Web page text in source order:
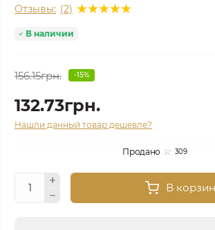
Отзывы: (2)
В наличии
156.15грн. -15%
132.73грн.
Нашли данный товар дешевле?
Продано 309
В